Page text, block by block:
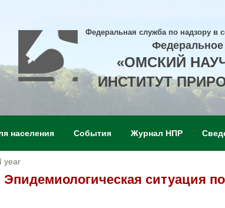
Федеральная служба по надзору в
«ОМСКИЙ
ИНСТИТУТ
населения События Журнал НПР
year
Эпидемиологическая ситуация